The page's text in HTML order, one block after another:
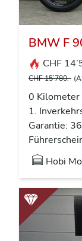
BMW F
CHF
CHF 15’780.-
0 Kilometer
1.
Garantie:
Hobi